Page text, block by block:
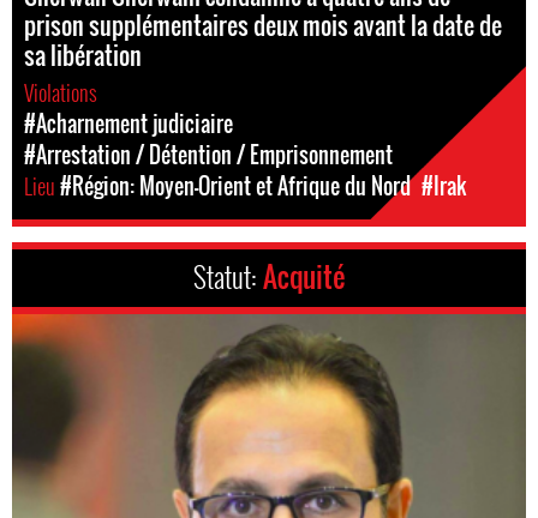
prison supplémentaires deux mois avant la date de
sa libération
Violations
#Acharnement judiciaire
#Arrestation / Détention / Emprisonnement
Lieu#Région: Moyen-Orient et Afrique du Nord #Irak
Statut:Acquité